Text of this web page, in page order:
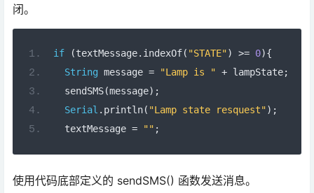
闭。
if (textMessage. indexOf( "STATE") >= 0){
String message = "Lamp is " + lampState;
  sendSMS
(message);
Serial . println( "Lamp state resquest");
  textMessage
= "" ;
使用代码底部定义的 sendSMS() 函数发送消息。